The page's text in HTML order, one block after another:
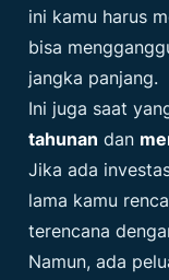
ini kamu harus
bisa
jangka panjang.
Ini juga saat
tahunan dan
Jika ada
lama kamu
terencana
Namun, ada